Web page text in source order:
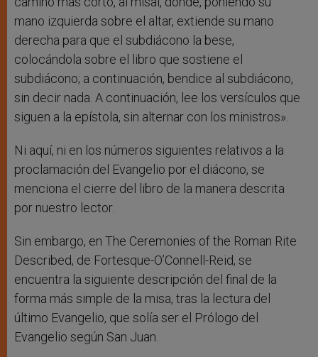
mano izquierda sobre el altar, extiende su mano
derecha para que el subdiácono la bese,
colocándola sobre el libro que sostiene el
subdiácono; a continuación, bendice al subdiácono,
sin decir nada. A continuación, lee los versículos que
siguen a la epístola, sin alternar con los ministros».
Ni aquí, ni en los números siguientes relativos a la
proclamación del Evangelio por el diácono, se
menciona el cierre del libro de la manera descrita
por nuestro lector.
Sin embargo, en The Ceremonies of the Roman Rite
Described, de Fortesque-O’Connell-Reid, se
encuentra la siguiente descripción del final de la
forma más simple de la misa, tras la lectura del
último Evangelio, que solía ser el Prólogo del
Evangelio según San Juan.